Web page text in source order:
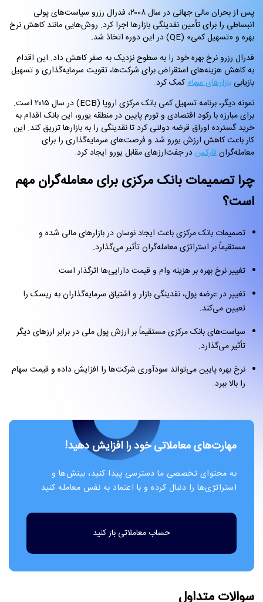
پس از بحران مالی جهانی در سال ۲۰۰۸، فدرال رزرو سیاست‌های پولی
انبساطی را برای تأمین نقدینگی بازارها اجرا کرد. روش‌هایی مانند کاهش نرخ
بهره و «تسهیل کمی» (QE) در این دوره اتخاذ شد.
فدرال رزرو نرخ بهره خود را به سطوح نزدیک به صفر کاهش داد. این اقدام
به کاهش هزینه‌های استقراض برای شرکت‌ها، تقویت سرمایه‌گذاری و تسهیل
بازیابی بازارهای سهامکمک کرد.
نمونه دیگر، برنامه تسهیل کمی بانک مرکزی اروپا (ECB) در سال ۲۰۱۵ است.
برای مبارزه با رکود اقتصادی و تورم پایین در منطقه یورو، این بانک اقدام به
خرید گسترده اوراق قرضه دولتی کرد تا نقدینگی را به بازارها تزریق کند. این
کار باعث کاهش ارزش یورو شد و فرصت‌های سرمایه‌گذاری را برای
معامله‌گرانفارکس در جفت‌ارزهای مقابل یورو ایجاد کرد.
چرا تصمیمات بانک مرکزی برای معامله‌گران مهم
است؟
تصمیمات بانک مرکزی باعث ایجاد نوسان در بازارهای مالی شده و
مستقیماً بر استراتژی معامله‌گران تأثیر می‌گذارد.
تغییر نرخ بهره بر هزینه وام و قیمت دارایی‌ها اثرگذار است.
تغییر در عرضه پول، نقدینگی بازار و اشتیاق سرمایه‌گذاران به ریسک را
تعیین می‌کند.
سیاست‌های بانک مرکزی مستقیماً بر ارزش پول ملی در برابر ارزهای دیگر
تأثیر می‌گذارد.
نرخ بهره پایین می‌تواند سودآوری شرکت‌ها را افزایش داده و قیمت سهام
را بالا ببرد.
مهارت‌های معاملاتی خود را افزایش دهید!
به محتوای تخصصی ما دسترسی پیدا کنید، بینش‌ها و
استراتژی‌ها را دنبال کرده و با اعتماد به نفس معامله کنید.
حساب معاملاتی باز کنید
سوالات متداول